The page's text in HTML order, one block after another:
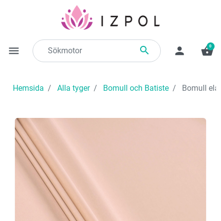
menu  person shopping_basket
0
Hemsida Alla tyger Bomull och Batiste Bomull